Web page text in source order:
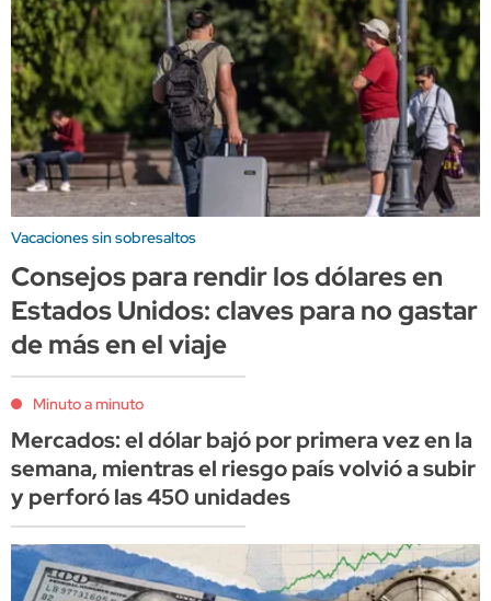
Vacaciones sin sobresaltos
Consejos para rendir los dólares en
Estados Unidos: claves para no gastar
de más en el viaje
Minuto a minuto
Mercados: el dólar bajó por primera vez en la
semana, mientras el riesgo país volvió a subir
y perforó las 450 unidades